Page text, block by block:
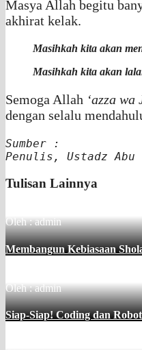
Masya Allah begitu
akhirat kelak.
Masihkah kita akan
Masihkah kita akan
Semoga Allah ‘azza wa
dengan selalu
Sumber :
Penulis, Ustadz Abu
Tulisan Lainnya
Oleh : admin
Membangun Kebiasaan
Oleh : admin
Siap-Siap! Coding dan